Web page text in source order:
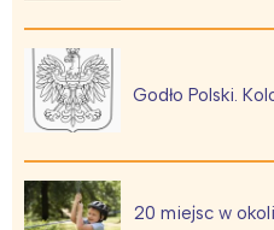
Godło Polski.
20 miejsc w